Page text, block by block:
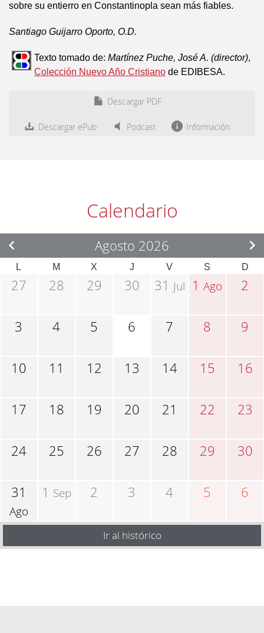
sobre su entierro en Constantinopla sean más fiables.
Santiago Guijarro Oporto, O.D.
Texto tomado de: Martínez Puche, José A. (director),
Colección Nuevo Año Cristiano de EDIBESA.
Descargar PDF
Descargar ePub Podcast Información
Calendario
Agosto 2026
L M X J V S D
27 28 29 30 31 Jul 1Ago 2
3 4 5 6 7 8 9
10 11 12 13 14 15 16
17 18 19 20 21 22 23
24 25 26 27 28 29 30
31
Ago
1 Sep 2 3 4 5 6
Ir al histórico